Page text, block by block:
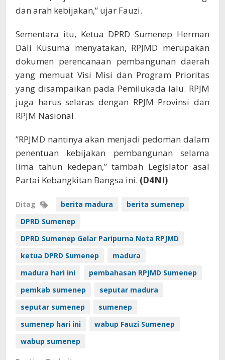
dan arah kebijakan,” ujar Fauzi.
Sementara itu, Ketua DPRD Sumenep Herman
Dali Kusuma menyatakan, RPJMD merupakan
dokumen perencanaan pembangunan daerah
yang memuat Visi Misi dan Program Prioritas
yang disampaikan pada Pemilukada lalu. RPJM
juga harus selaras dengan RPJM Provinsi dan
RPJM Nasional.
”RPJMD nantinya akan menjadi pedoman dalam
penentuan kebijakan pembangunan selama
lima tahun kedepan,” tambah Legislator asal
Partai Kebangkitan Bangsa ini. (D4NI)
Ditag berita madura
berita sumenep
DPRD Sumenep
DPRD Sumenep Gelar Paripurna Nota RPJMD
ketua DPRD Sumenep
madura
madura hari ini
pembahasan RPJMD Sumenep
pemkab sumenep
seputar madura
seputar sumenep
sumenep
sumenep hari ini
wabup Fauzi Sumenep
wabup sumenep